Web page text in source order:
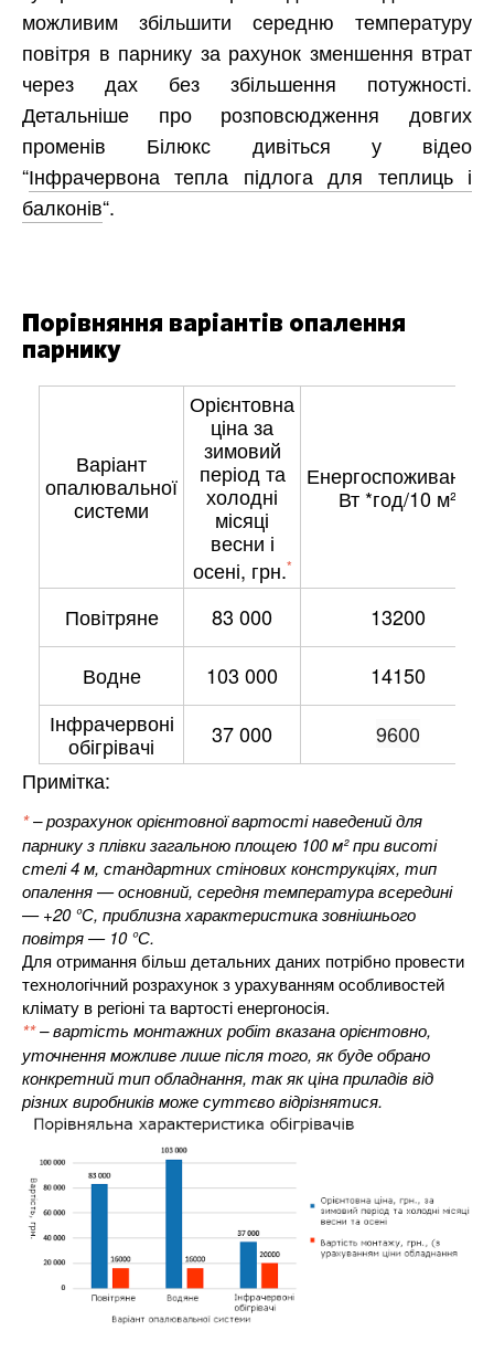
можливим збільшити середню температуру
повітря в парнику за рахунок зменшення втрат
через дах без збільшення потужності.
Детальніше про розповсюдження довгих
променів Білюкс дивіться у відео
“Інфрачервона тепла підлога для теплиць і
балконів“.
Порівняння варіантів опалення
парнику
Варіант
опалювальної
системи
Орієнтовна
ціна за
зимовий
період та
холодні
місяці
весни і
осені, грн.*
Енергоспоживання,
Вт *год/10 м²
Повітряне 83 000 13200
Водне 103 000
14150
Інфрачервоні
обігрівачі
37 000
9600
Примітка:
*– розрахунок орієнтовної вартості наведений для
парнику з плівки загальною площею 100 м² при висоті
стелі 4 м, стандартних стінових конструкціях, тип
опалення — основний, середня температура всередині
— +20 °С, приблизна характеристика зовнішнього
повітря — 10 °С.
Для отримання більш детальних даних потрібно провести
технологічний розрахунок з урахуванням особливостей
клімату в регіоні та вартості енергоносія.
**– вартість монтажних робіт вказана орієнтовно,
уточнення можливе лише після того, як буде обрано
конкретний тип обладнання, так як ціна приладів від
різних виробників може суттєво відрізнятися.